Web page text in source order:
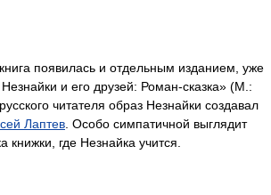
появилась и отдельным изданием, уже
и его друзей: Роман-сказка» (М.:
читателя образ Незнайки создавал
Лаптев . Особо симпатичной выглядит
книжки, где Незнайка учится.